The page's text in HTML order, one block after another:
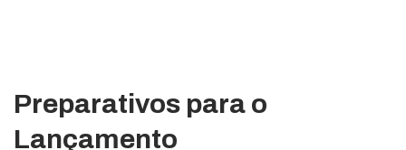
Preparativos para o
Lançamento